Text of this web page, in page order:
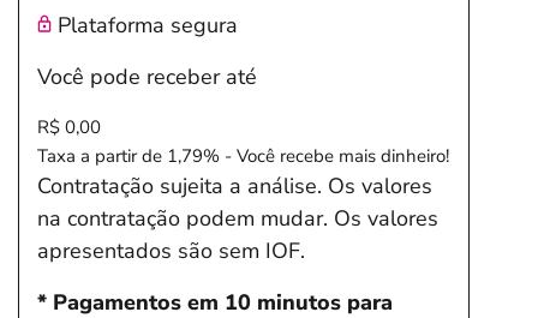
Plataforma segura
Você pode receber até
R$ 0,00
Taxa a partir de 1,79% - Você recebe mais dinheiro!
Contratação sujeita a análise. Os valores
na contratação podem mudar. Os valores
apresentados são sem IOF.
* Pagamentos em 10 minutos para